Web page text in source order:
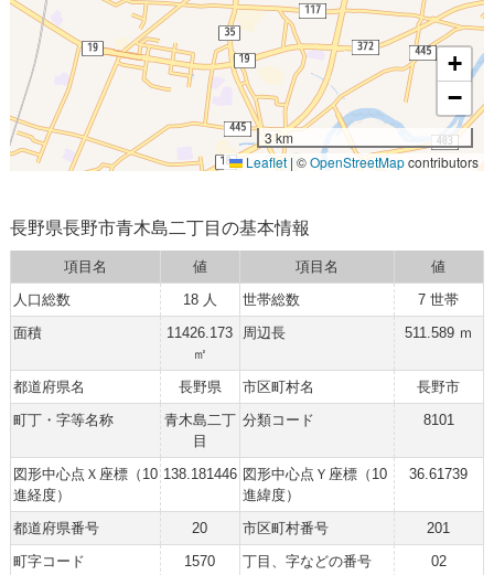
+
−
3 km
Leaflet | ©OpenStreetMapcontributors
長野県長野市青木島二丁目の基本情報
項目名 値 項目名
値
人口総数
18 人 世帯総数
7 世帯
面積
11426.173
㎡
周辺長 511.589 ｍ
都道府県名 長野県 市区町村名
長野市
町丁・字等名称
青木島二丁
目
分類コード 8101
図形中心点Ｘ座標（10
進経度）
138.181446 図形中心点Ｙ座標（10
進緯度）
36.61739
都道府県番号 20 市区町村番号
201
町字コード
1570 丁目、字などの番号
02